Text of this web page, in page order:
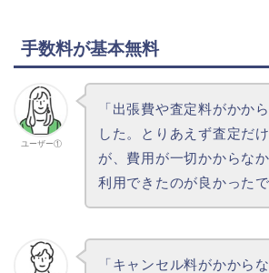
手数料が基本無料
ユーザー①
「出張費や査定料がかか
した。とりあえず査定だ
が、費用が一切かからな
利用できたのが良かったで
「キャンセル料がかから